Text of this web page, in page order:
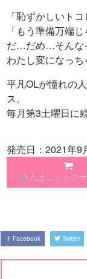
「恥ずかしいト
「もう準備万端じ
だ…だめ…そんな
わたし変になっち
平凡OLが憧れの
ス。
毎月第3土曜日に
発売日：2021年9
購入はこちらの
Facebook Twitter